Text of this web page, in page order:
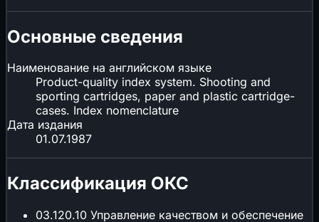
Основные сведения
Наименование на английском языке
Product-quality index system. Shooting and
sporting cartridges, paper and plastic cartridge-
cases. Index nomenclature
Дата издания
01.07.1987
Классификация ОКС
03.120.10 Управление качеством и обеспечение